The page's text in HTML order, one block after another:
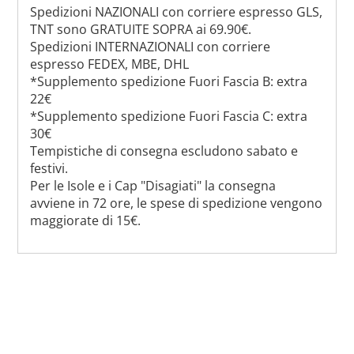
Spedizioni NAZIONALI con corriere espresso GLS,
TNT sono GRATUITE SOPRA ai 69.90€.
Spedizioni INTERNAZIONALI con corriere
espresso FEDEX, MBE, DHL
*Supplemento spedizione Fuori Fascia B: extra
22€
*Supplemento spedizione Fuori Fascia C: extra
30€
Tempistiche di consegna escludono sabato e
festivi.
Per le Isole e i Cap "Disagiati" la consegna
avviene in 72 ore, le spese di spedizione vengono
maggiorate di 15€.